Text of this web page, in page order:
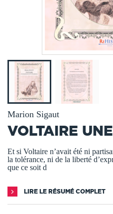
Marion Sigaut
VOLTAIRE
Et si Voltaire n’avait été ni
la tolérance, ni de la liberté
que ce soit d
LIRE LE RÉSUMÉ COMPLET